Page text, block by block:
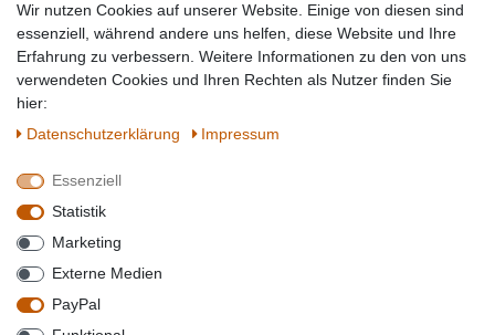
Topmarken
SICHER EINKAUFEN
QUALITÄT
WIR AKZEPTIEREN
Wir nutzen Cookies auf unserer Website. Einige von diesen sind
essenziell, während andere uns helfen, diese Website und Ihre
Erfahrung zu verbessern. Weitere Informationen zu den von uns
verwendeten Cookies und Ihren Rechten als Nutzer finden Sie
hier:
Daten­schutz­erklärung
Impressum
Essenziell
Statistik
Marketing
Externe Medien
PayPal